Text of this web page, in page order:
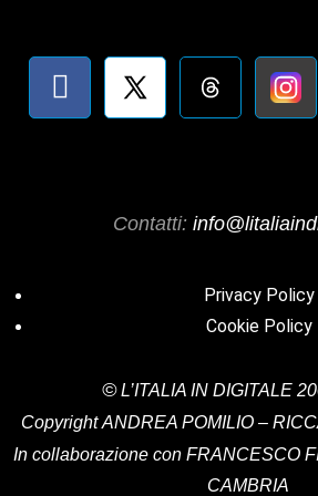
Contatti:
Privacy Policy
Cookie Policy
© L’ITALIA IN DIGITALE
CopyrightANDREA POMILIO –
In collaborazione con FRANCESCO
CAMBRIA